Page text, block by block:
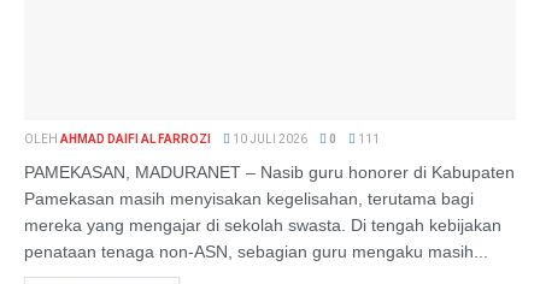
OLEH AHMAD DAIFI AL FARROZI 10 JULI 2026 0 111
PAMEKASAN, MADURANET – Nasib guru honorer di Kabupaten
Pamekasan masih menyisakan kegelisahan, terutama bagi
mereka yang mengajar di sekolah swasta. Di tengah kebijakan
penataan tenaga non-ASN, sebagian guru mengaku masih...